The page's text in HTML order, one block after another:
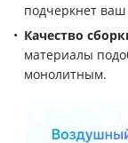
подчеркнет ваш
Качество
материалы
монолитным.